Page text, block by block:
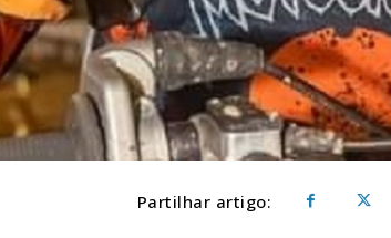
Partilhar artigo: